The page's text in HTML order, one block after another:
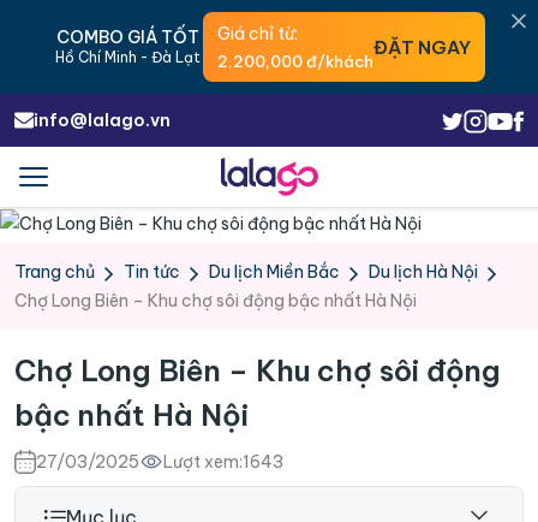
COMBO GIÁ TỐT
Hồ Chí Minh - Đà Lạt
Giá chỉ từ:
2,200,000 đ/khách
ĐẶT NGAY
info@lalago.vn
Menu
Trigger
Trang chủ Tin tức Du lịch Miền Bắc
Du lịch Hà Nội
Chợ Long Biên – Khu chợ sôi động bậc nhất Hà Nội
Chợ Long Biên – Khu chợ sôi động
bậc nhất Hà Nội
27/03/2025 Lượt xem:1643